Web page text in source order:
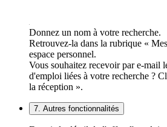
Donnez un nom à votre recherche.
Retrouvez-la dans la rubrique «
espace personnel.
Vous souhaitez recevoir par e-mail
d'emploi liées à votre recherche ?
la réception ».
7. Autres fonctionnalités